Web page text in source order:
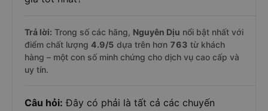
Trả lời: Trong số các hãng, Nguyên Dịu nổi bật nhất với
điểm chất lượng 4.9/5 dựa trên hơn 763 từ khách
hàng – một con số minh chứng cho dịch vụ cao cấp và
uy tín.
Câu hỏi: Đây có phải là tất cả các chuyến